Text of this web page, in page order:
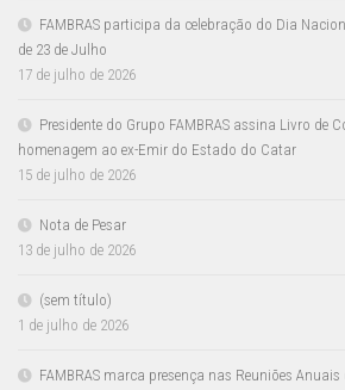
FAMBRAS participa da celebração do Dia
de 23 de Julho
17 de julho de 2026
Presidente do Grupo FAMBRAS assina Livro de
homenagem ao ex-Emir do Estado do Catar
15 de julho de 2026
Nota de Pesar
13 de julho de 2026
(sem título)
1 de julho de 2026
FAMBRAS marca presença nas Reuniões